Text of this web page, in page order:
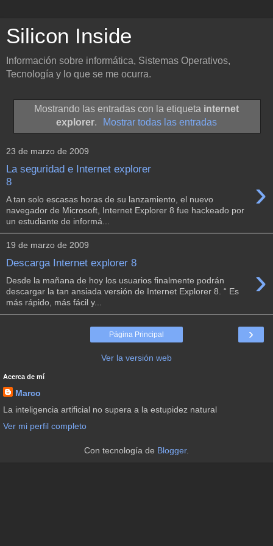
Silicon Inside
Información sobre informática, Sistemas Operativos,
Tecnología y lo que se me ocurra.
Mostrando las entradas con la etiqueta internet
explorer. Mostrar todas las entradas
23 de marzo de 2009
La seguridad e Internet explorer
8
›
A tan solo escasas horas de su lanzamiento, el nuevo
navegador de Microsoft, Internet Explorer 8 fue hackeado por
un estudiante de informá...
19 de marzo de 2009
Descarga Internet explorer 8 ›
Desde la mañana de hoy los usuarios finalmente podrán
descargar la tan ansiada versión de Internet Explorer 8. “ Es
más rápido, más fácil y...
›
Página Principal
Ver la versión web
Acerca de mí
Marco
La inteligencia artificial no supera a la estupidez natural
Ver mi perfil completo
Con tecnología de Blogger.